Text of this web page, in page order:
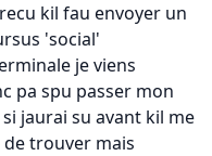
kil fau envoyer un
'social'
je viens
pa spu passer mon
jaurai su avant kil me
trouver mais